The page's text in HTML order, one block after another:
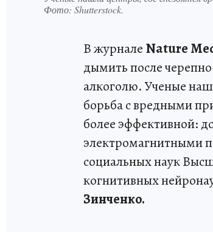
Фото: Shutterstock.
В журнале Nature
дымить после
алкоголю. Ученые
борьба с вредными
более эффективной:
электромагнитными
социальных наук
когнитивных
Зинченко.